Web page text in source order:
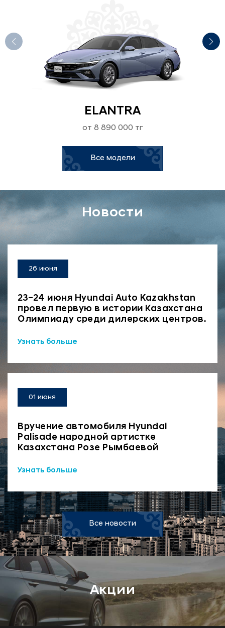
ELANTRA
от 8 890 000 тг
Все модели
Новости
26 июня
23–24 июня Hyundai Auto Kazakhstan
провел первую в истории Казахстана
Олимпиаду среди дилерских центров.
Узнать больше
01 июня
Вручение автомобиля Hyundai
Palisade народной артистке
Казахстана Розе Рымбаевой
Узнать больше
Все новости
Акции